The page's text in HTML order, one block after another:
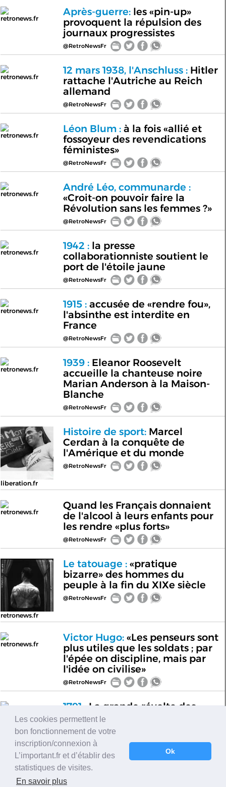
retronews.fr
Après-guerre:les «pin-up»
provoquent la répulsion des
journaux progressistes
@RetroNewsFr
retronews.fr
12 mars 1938, l'Anschluss :Hitler
rattache l'Autriche au Reich
allemand
@RetroNewsFr
retronews.fr
Léon Blum :à la fois «allié et
fossoyeur des revendications
féministes»
@RetroNewsFr
retronews.fr
André Léo, communarde :
«Croit-on pouvoir faire la
Révolution sans les femmes ?»
@RetroNewsFr
retronews.fr
1942 :la presse
collaborationniste soutient le
port de l'étoile jaune
@RetroNewsFr
retronews.fr
1915 :accusée de «rendre fou»,
l'absinthe est interdite en
France
@RetroNewsFr
retronews.fr
1939 :Eleanor Roosevelt
accueille la chanteuse noire
Marian Anderson à la Maison-
Blanche
@RetroNewsFr
liberation.fr
Histoire de sport:Marcel
Cerdan à la conquête de
l'Amérique et du monde
@RetroNewsFr
retronews.fr
Quand les Français donnaient
de l'alcool à leurs enfants pour
les rendre «plus forts»
@RetroNewsFr
retronews.fr
Le tatouage :«pratique
bizarre» des hommes du
peuple à la fin du XIXe siècle
@RetroNewsFr
retronews.fr
Victor Hugo:«Les penseurs sont
plus utiles que les soldats ; par
l'épée on discipline, mais par
l'idée on civilise»
@RetroNewsFr
1791 :
La grande révolte des
esclaves de Saint-Domingue
@RetroNewsFr
retronews.fr
1506 :la première des
nombreuses révoltes d'esclaves
Les cookies permettent le
bon fonctionnement de votre
inscription/connexion à
L’important.fr et d’établir des
statistiques de visites.
En savoir plus
Ok